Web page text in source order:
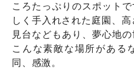
ころたっぷりのスポット
しく手入れされた庭園、
見台などもあり、夢心地
こんな素敵な場所がある
同、感激。